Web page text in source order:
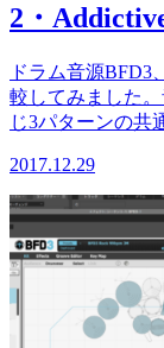
2・
ドラム音源BFD3
較してみました
じ3パターンの
2017.12.29